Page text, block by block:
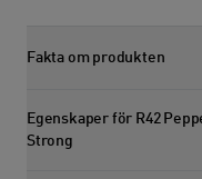
Fakta om produkten
Visa faktasektion
Egenskaper för R42
Strong
Visa